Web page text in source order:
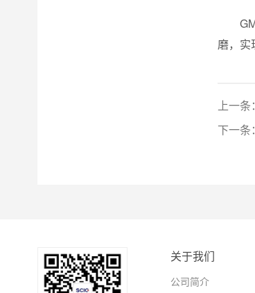
磨，实
上一条：
下一条：
关于我们
公司简介